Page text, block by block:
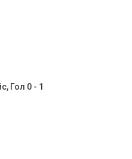
Гол 0 - 1